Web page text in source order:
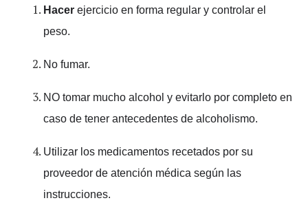
Hacer ejercicio en forma regular y controlar el
peso.
No fumar.
NO tomar mucho alcohol y evitarlo por completo en
caso de tener antecedentes de alcoholismo.
Utilizar los medicamentos recetados por su
proveedor de atención médica según las
instrucciones.